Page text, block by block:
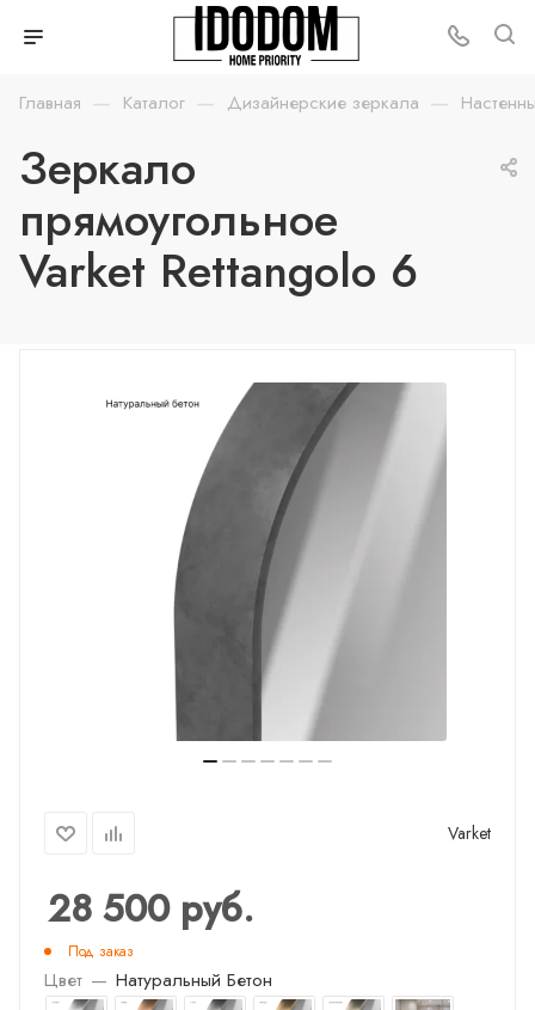
Главная — Каталог — Дизайнерские зеркала —
Зеркало
прямоугольное
Varket Rettangolo 6
Varket
28 500руб.
Под заказ
Цвет — Натуральный Бетон